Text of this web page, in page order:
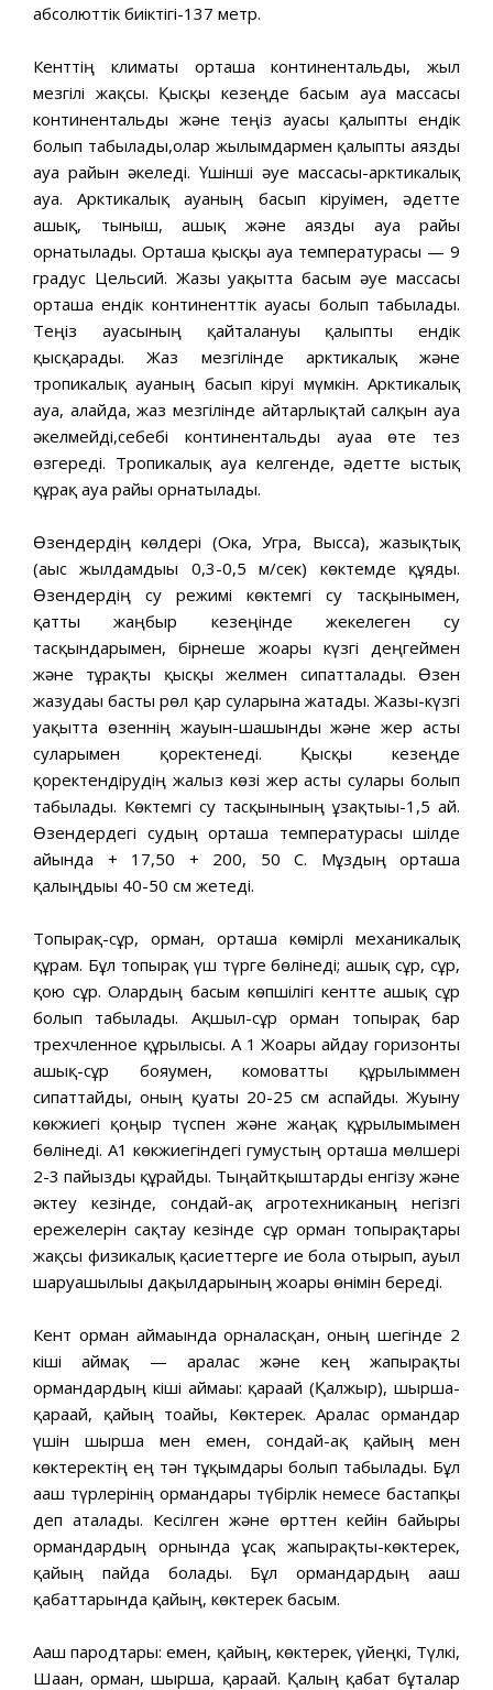
абсолюттік биіктігі-137 метр.
Кенттің климаты орташа континентальды, жыл
мезгілі жақсы. Қысқы кезеңде басым ауа массасы
континентальды және теңіз ауасы қалыпты ендік
болып табылады,олар жылымдармен қалыпты аязды
ауа райын әкеледі. Үшінші әуе массасы-арктикалық
ауа. Арктикалық ауаның басып кіруімен, әдетте
ашық, тыныш, ашық және аязды ауа райы
орнатылады. Орташа қысқы ауа температурасы — 9
градус Цельсий. Жазғы уақытта басым әуе массасы
орташа ендік континенттік ауасы болып табылады.
Теңіз ауасының қайталануы қалыпты ендік
қысқарады. Жаз мезгілінде арктикалық және
тропикалық ауаның басып кіруі мүмкін. Арктикалық
ауа, алайда, жаз мезгілінде айтарлықтай салқын ауа
әкелмейді,себебі континентальды ауаға өте тез
өзгереді. Тропикалық ауа келгенде, әдетте ыстық
құрғақ ауа райы орнатылады.
Өзендердің көлдері (Ока, Угра, Высса), жазықтық
(ағыс жылдамдығы 0,3-0,5 м/сек) көктемде құяды.
Өзендердің су режимі көктемгі су тасқынымен,
қатты жаңбыр кезеңінде жекелеген су
тасқындарымен, бірнеше жоғары күзгі деңгеймен
және тұрақты қысқы желмен сипатталады. Өзен
жазудағы басты рөл қар суларына жатады. Жазғы-күзгі
уақытта өзеннің жауын-шашынды және жер асты
суларымен қоректенеді. Қысқы кезеңде
қоректендірудің жалғыз көзі жер асты сулары болып
табылады. Көктемгі су тасқынының ұзақтығы-1,5 ай.
Өзендердегі судың орташа температурасы шілде
айында + 17,50 + 200, 50 С. Мұздың орташа
қалыңдығы 40-50 см жетеді.
Топырақ-сұр, орман, орташа көмірлі механикалық
құрам. Бұл топырақ үш түрге бөлінеді; ашық сұр, сұр,
қою сұр. Олардың басым көпшілігі кентте ашық сұр
болып табылады. Ақшыл-сұр орман топырақ бар
трехчленное құрылысы. А 1 Жоғарғы айдау горизонты
ашық-сұр бояумен, комоватты құрылыммен
сипаттайды, оның қуаты 20-25 см аспайды. Жуыну
көкжиегі қоңыр түспен және жаңғақ құрылымымен
бөлінеді. А1 көкжиегіндегі гумустың орташа мөлшері
2-3 пайызды құрайды. Тыңайтқыштарды енгізу және
әктеу кезінде, сондай-ақ агротехниканың негізгі
ережелерін сақтау кезінде сұр орман топырақтары
жақсы физикалық қасиеттерге ие бола отырып, ауыл
шаруашылығы дақылдарының жоғары өнімін береді.
Кент орман аймағында орналасқан, оның шегінде 2
кіші аймақ — аралас және кең жапырақты
ормандардың кіші аймағы: қарағай (Қалжыр), шырша-
қарағай, қайың тоғайы, Көктерек. Аралас ормандар
үшін шырша мен емен, сондай-ақ қайың мен
көктеректің ең тән тұқымдары болып табылады. Бұл
ағаш түрлерінің ормандары түбірлік немесе бастапқы
деп аталады. Кесілген және өрттен кейін байырғы
ормандардың орнында ұсақ жапырақты-көктерек,
қайың пайда болады. Бұл ормандардың ағаш
қабаттарында қайың, көктерек басым.
Ағаш пародтары: емен, қайың, көктерек, үйеңкі, Түлкі,
Шаған, орман, шырша, қарағай. Қалың қабат бұталар